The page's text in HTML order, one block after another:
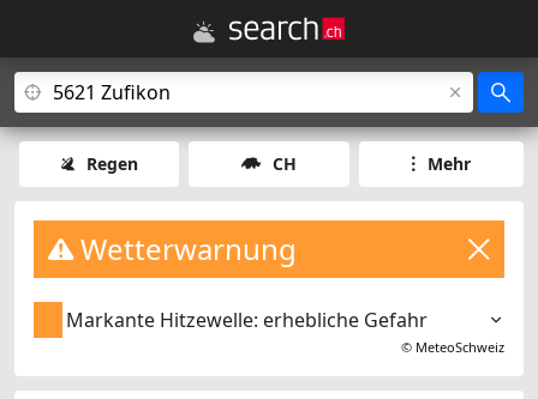
Regen CH Mehr
Wetterwarnung
Markante Hitzewelle: erhebliche Gefahr
© MeteoSchweiz